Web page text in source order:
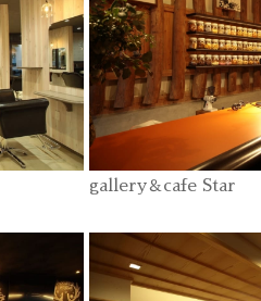
gallery＆cafe Star